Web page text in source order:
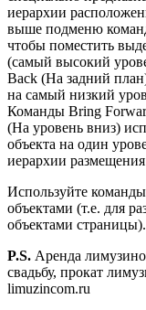
иерархии
выше подменю
чтобы поместить
(самый высокий
Back (На задний
на самый низкий
Команды Bring
(На уровень вниз)
объекта на один
иерархии
Используйте
объектами (т.е. для
объектами страницы).
P.S. Аренда
свадьбу, прокат
limuzincom.ru